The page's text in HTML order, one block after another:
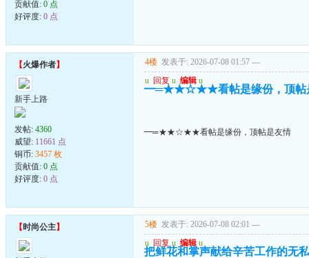
贡献值: 0 点
好评度: 0 点
【火爆作者】
新手上路
发帖: 4360
威望: 11661 点
铜币: 3457 枚
贡献值: 0 点
好评度: 0 点
4楼 发表于: 2026-07-08 01:57 ---
u 回复 u 编辑 u
━═★★☆★★看帖是缘份，顶帖
━═★★☆★★看帖是缘份，顶帖是友情
【时尚公主】 5楼 发表于: 2026-07-08 02:01 ---
u 回复 u 编辑 u
把鲜花和掌声献给辛苦工作的无